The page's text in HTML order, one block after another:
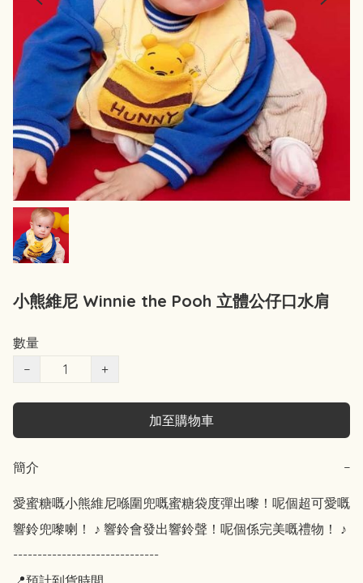
小熊維尼 Winnie the Pooh 立體公仔口水肩
數量
−
+
加至購物車
簡介 −
愛蜜糖嘅小熊維尼喺圍兜嘅蜜糖袋度彈出嚟！呢個超可愛嘅
響鈴兜嚟喇！ ♪ 響鈴會發出響鈴聲！呢個係完美嘅禮物！ ♪
------------------------------